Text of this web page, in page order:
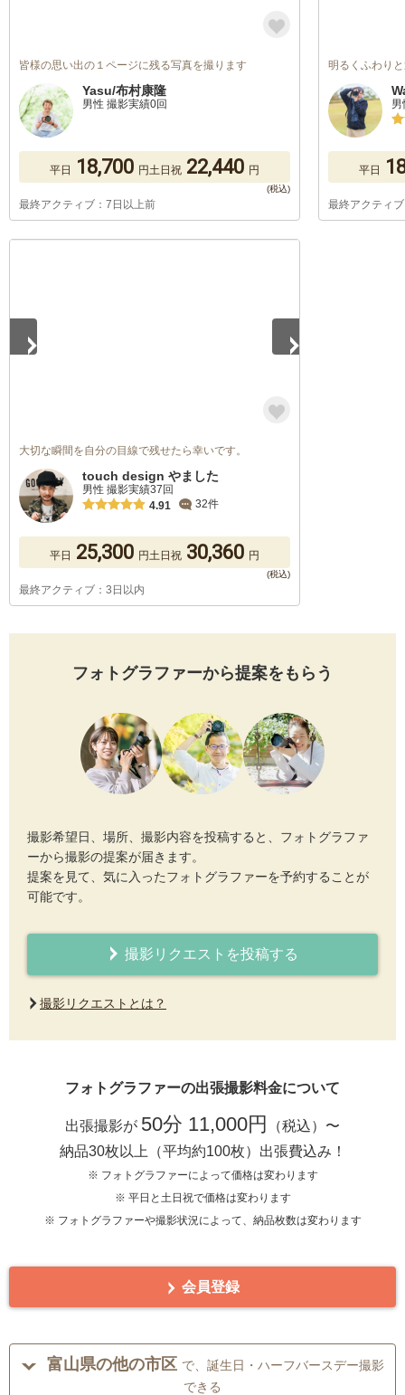
皆様の思い出の１ページに残る写真を撮ります
Yasu/布村康隆
男性 撮影実績0回
平日 18,700 円土日祝 22,440 円
最終アクティブ：7日以上前
明るくふわり
平日
最終アクティ
大切な瞬間を自分の目線で残せたら幸いです。
touch design やました
男性 撮影実績37回
4.91
32件
平日 25,300 円土日祝 30,360 円
最終アクティブ：3日以内
フォトグラファーから提案をもらう
撮影希望日、場所、撮影内容を投稿すると、フォトグラファ
ーから撮影の提案が届きます。
提案を見て、気に入ったフォトグラファーを予約することが
可能です。
撮影リクエストを投稿する
撮影リクエストとは？
フォトグラファーの出張撮影料金について
出張撮影が 50分 11,000円
（税込）〜
納品30枚以上（平均約100枚）出張費込み！
※ フォトグラファーによって価格は変わります
※ 平日と土日祝で価格は変わります
※ フォトグラファーや撮影状況によって、納品枚数は変わります
会員登録
富山県の他の市区 で、誕生日・ハーフバースデー撮影
できる